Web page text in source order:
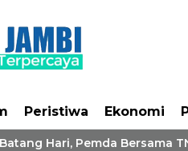
Peristiwa Ekonomi
Hari, Pemda Bersama